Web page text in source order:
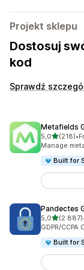
Projekt sklepu
Dostosuj
kod
Sprawdź
Metafields
5,0na 5(218)
Łączna •
Manage
Built for
Pandectes
5,0na 5(2 887)
Łączna
GDPR/
Built for